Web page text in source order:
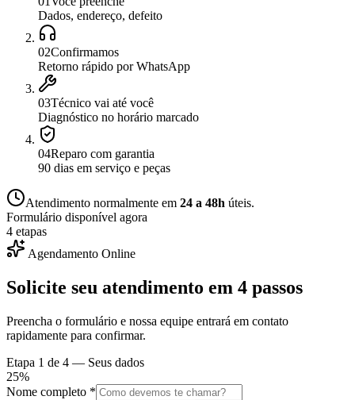
Dados, endereço, defeito
02Confirmamos
Retorno rápido por WhatsApp
03Técnico vai até você
Diagnóstico no horário marcado
04Reparo com garantia
90 dias em serviço e peças
Atendimento normalmente em 24 a 48h úteis.
Formulário disponível agora
4 etapas
Agendamento Online
Solicite seu atendimento em 4 passos
Preencha o formulário e nossa equipe entrará em contato
rapidamente para confirmar.
Etapa 1 de 4 — Seus dados
25%
Nome completo *